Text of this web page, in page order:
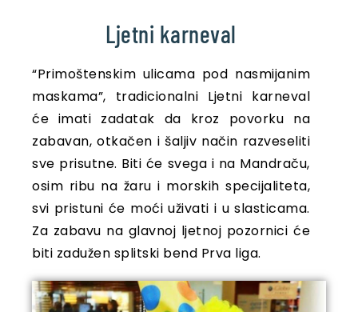
Ljetni karneval
“Primoštenskim ulicama pod nasmijanim
maskama”, tradicionalni Ljetni karneval
će imati zadatak da kroz povorku na
zabavan, otkačen i šaljiv način razveseliti
sve prisutne. Biti će svega i na Mandraču,
osim ribu na žaru i morskih specijaliteta,
svi pristuni će moći uživati i u slasticama.
Za zabavu na glavnoj ljetnoj pozornici će
biti zadužen splitski bend Prva liga.